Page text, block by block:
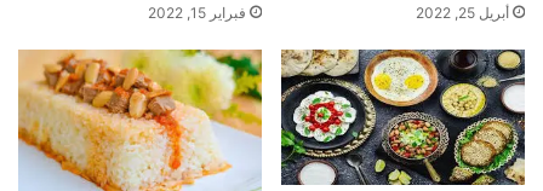
أبريل 25, 2022 فبراير 15, 2022